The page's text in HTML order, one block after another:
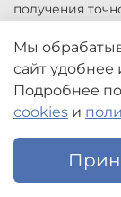
получения
заказа услуг
Цены,
информация и
быть
Главная
Мы
сайт удобнее
Подробнее
cookies и